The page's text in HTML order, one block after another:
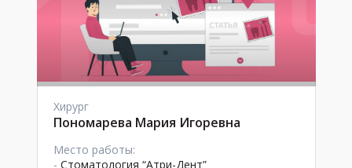
Хирург
Пономарева Мария Игоревна
Место работы:
- Стоматология “Атри-Дент”